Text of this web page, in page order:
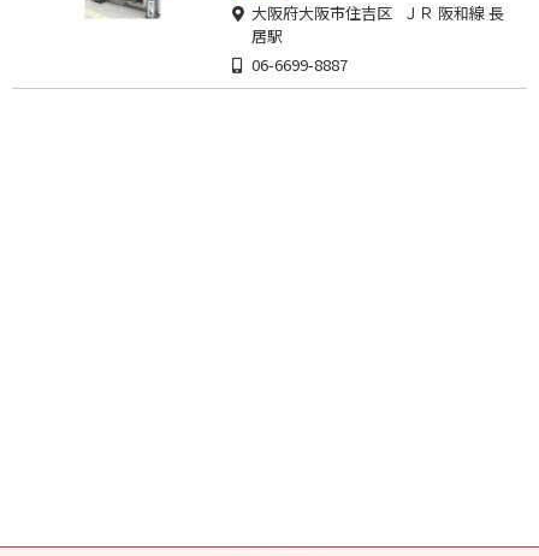
大阪府大阪市住吉区 ＪＲ 阪和線 長
居駅
06-6699-8887